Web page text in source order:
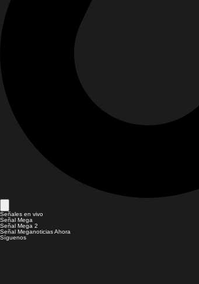
Señales en vivo
Señal Mega
Señal Mega 2
Señal Meganoticias Ahora
Síguenos